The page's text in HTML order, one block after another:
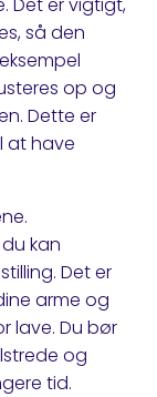
så den
op og
Dette er
at have
kan
Det er
arme og
lave. Du bør
og
tid.